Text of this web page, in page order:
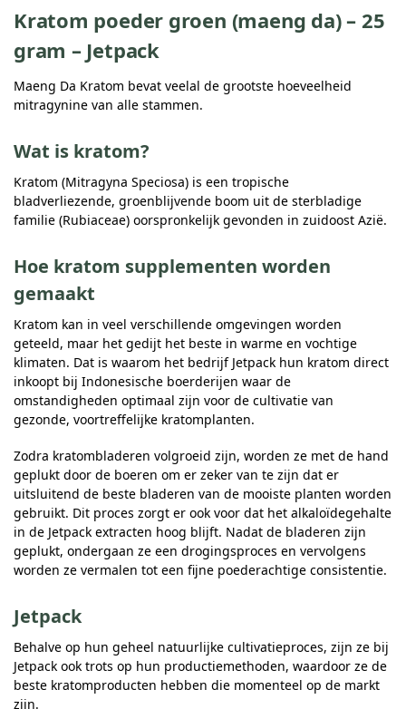
Kratom poeder groen (maeng da) – 25
gram – Jetpack
Maeng Da Kratom bevat veelal de grootste hoeveelheid
mitragynine van alle stammen.
Wat is kratom?
Kratom (Mitragyna Speciosa) is een tropische
bladverliezende, groenblijvende boom uit de sterbladige
familie (Rubiaceae) oorspronkelijk gevonden in zuidoost Azië.
Hoe kratom supplementen worden
gemaakt
Kratom kan in veel verschillende omgevingen worden
geteeld, maar het gedijt het beste in warme en vochtige
klimaten. Dat is waarom het bedrijf Jetpack hun kratom direct
inkoopt bij Indonesische boerderijen waar de
omstandigheden optimaal zijn voor de cultivatie van
gezonde, voortreffelijke kratomplanten.
Zodra kratombladeren volgroeid zijn, worden ze met de hand
geplukt door de boeren om er zeker van te zijn dat er
uitsluitend de beste bladeren van de mooiste planten worden
gebruikt. Dit proces zorgt er ook voor dat het alkaloïdegehalte
in de Jetpack extracten hoog blijft. Nadat de bladeren zijn
geplukt, ondergaan ze een drogingsproces en vervolgens
worden ze vermalen tot een fijne poederachtige consistentie.
Jetpack
Behalve op hun geheel natuurlijke cultivatieproces, zijn ze bij
Jetpack ook trots op hun productiemethoden, waardoor ze de
beste kratomproducten hebben die momenteel op de markt
zijn.